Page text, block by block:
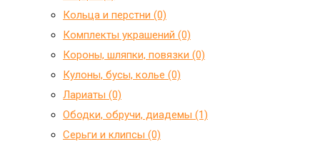
Кольца и перстни (0)
Комплекты украшений (0)
Короны, шляпки, повязки (0)
Кулоны, бусы, колье (0)
Лариаты (0)
Ободки, обручи, диадемы (1)
Серьги и клипсы (0)